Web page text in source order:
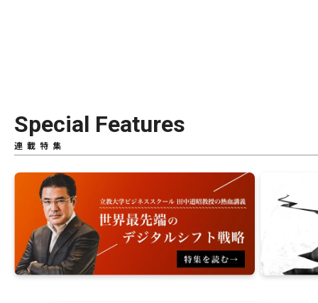
Special Features
連載特集